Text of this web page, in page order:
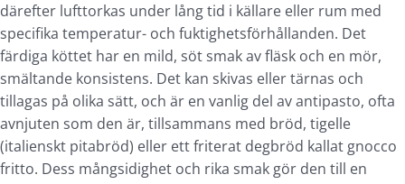
därefter lufttorkas under lång tid i källare eller rum med
specifika temperatur- och fuktighetsförhållanden. Det
färdiga köttet har en mild, söt smak av fläsk och en mör,
smältande konsistens. Det kan skivas eller tärnas och
tillagas på olika sätt, och är en vanlig del av antipasto, ofta
avnjuten som den är, tillsammans med bröd, tigelle
(italienskt pitabröd) eller ett friterat degbröd kallat gnocco
fritto. Dess mångsidighet och rika smak gör den till en